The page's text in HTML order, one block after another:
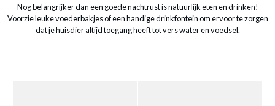
Nog belangrijker dan een goede nachtrust is natuurlijk eten en drinken!
Voorzie leuke voederbakjes of een handige drinkfontein om ervoor te zorgen
dat je huisdier altijd toegang heeft tot vers water en voedsel.